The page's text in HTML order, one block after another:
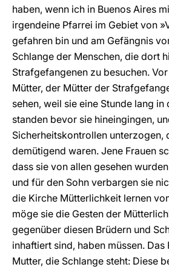
haben, wenn ich in Buenos Aires
irgendeine Pfarrei im Gebiet von
gefahren bin und am Gefängnis
Schlange der Menschen, die dort
Strafgefangenen zu besuchen.
Mütter, der Mütter der
sehen, weil sie eine Stunde lang in
standen bevor sie hineingingen,
Sicherheitskontrollen unterzogen,
demütigend waren. Jene Frauen
dass sie von allen gesehen
und für den Sohn verbargen sie
die Kirche Mütterlichkeit lernen
möge sie die Gesten der
gegenüber diesen Brüdern und
inhaftiert sind, haben müssen. Das
Mutter, die Schlange steht: Diese